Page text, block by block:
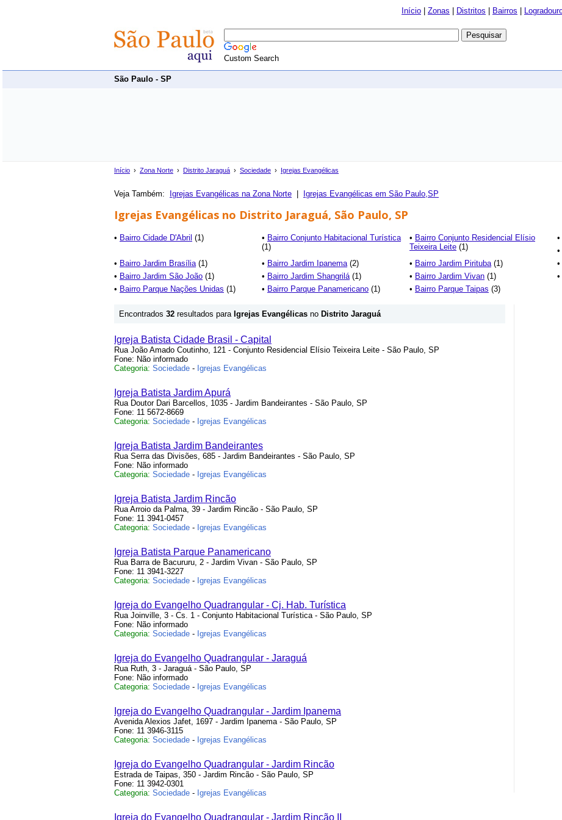
Início Zonas Distritos Bairros
Custom Search
São Paulo - SP
Início › Zona Norte › Distrito Jaraguá › Sociedade › Igrejas Evangélicas
Veja Também: Igrejas Evangélicas na Zona Norte Igrejas Evangélicas em São Paulo,SP
Igrejas Evangélicas no Distrito Jaraguá, São Paulo, SP
• Bairro Cidade D'Abril (1) • Bairro Conjunto Habitacional Turística
(1)
• Bairro Conjunto Residencial Elísio
Teixeira Leite (1)
•
•
• Bairro Jardim Brasília(1) • Bairro Jardim Ipanema(2) • Bairro Jardim Pirituba(1) •
• Bairro Jardim São João (1) • Bairro Jardim Shangrilá(1) • Bairro Jardim Vivan (1) •
• Bairro Parque Nações Unidas (1) • Bairro Parque Panamericano (1) • Bairro Parque Taipas (3)
Encontrados 32 resultados para Igrejas Evangélicas no Distrito Jaraguá
Igreja Batista Cidade Brasil - Capital
Rua João Amado Coutinho, 121 - Conjunto Residencial Elísio Teixeira Leite - São Paulo, SP
Fone: Não informado
Categoria: Sociedade - Igrejas Evangélicas
Igreja Batista Jardim Apurá
Rua Doutor Dari Barcellos, 1035 - Jardim Bandeirantes - São Paulo, SP
Fone: 11 5672-8669
Categoria: Sociedade - Igrejas Evangélicas
Igreja Batista Jardim Bandeirantes
Rua Serra das Divisões, 685 - Jardim Bandeirantes - São Paulo, SP
Fone: Não informado
Categoria: Sociedade - Igrejas Evangélicas
Igreja Batista Jardim Rincão
Rua Arroio da Palma, 39 - Jardim Rincão - São Paulo, SP
Fone: 11 3941-0457
Categoria: Sociedade - Igrejas Evangélicas
Igreja Batista Parque Panamericano
Rua Barra de Bacururu, 2 - Jardim Vivan - São Paulo, SP
Fone: 11 3941-3227
Categoria: Sociedade - Igrejas Evangélicas
Igreja do Evangelho Quadrangular - Cj. Hab. Turística
Rua Joinville, 3 - Cs. 1 - Conjunto Habitacional Turística - São Paulo, SP
Fone: Não informado
Categoria: Sociedade - Igrejas Evangélicas
Igreja do Evangelho Quadrangular - Jaraguá
Rua Ruth, 3 - Jaraguá - São Paulo, SP
Fone: Não informado
Categoria: Sociedade - Igrejas Evangélicas
Igreja do Evangelho Quadrangular - Jardim Ipanema
Avenida Alexios Jafet, 1697 - Jardim Ipanema - São Paulo, SP
Fone: 11 3946-3115
Categoria: Sociedade - Igrejas Evangélicas
Igreja do Evangelho Quadrangular - Jardim Rincão
Estrada de Taipas, 350 - Jardim Rincão - São Paulo, SP
Fone: 11 3942-0301
Categoria: Sociedade - Igrejas Evangélicas
Igreja do Evangelho Quadrangular - Jardim Rincão II